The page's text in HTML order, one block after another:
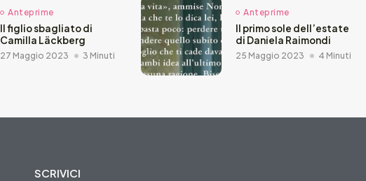
Anteprime
Il figlio sbagliato di
Camilla Läckberg
27 Maggio 2023 3 Minuti
Anteprime
Il primo sole dell’estate
di Daniela Raimondi
25 Maggio 2023 4 Minuti
SCRIVICI